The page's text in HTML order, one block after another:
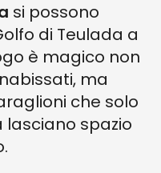
si possono
di Teulada a
è magico non
ma
che solo
spazio